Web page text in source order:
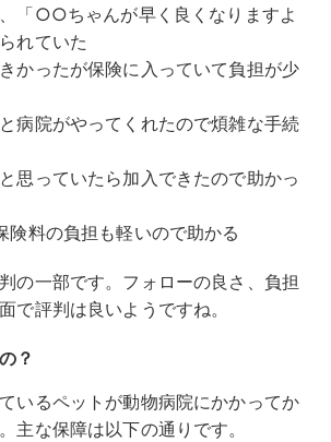
「○○ちゃんが早く良くなりますよ
れていた
かったが保険に入っていて負担が少
病院がやってくれたので煩雑な手続
思っていたら加入できたので助かっ
険料の負担も軽いので助かる
の一部です。フォローの良さ、負担
で評判は良いようですね。
？
いるペットが動物病院にかかってか
主な保障は以下の通りです。